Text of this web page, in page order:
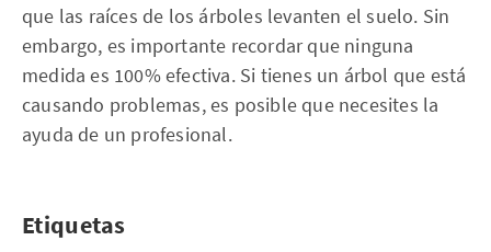
que las raíces de los árboles levanten el suelo. Sin
embargo, es importante recordar que ninguna
medida es 100% efectiva. Si tienes un árbol que está
causando problemas, es posible que necesites la
ayuda de un profesional.
Etiquetas